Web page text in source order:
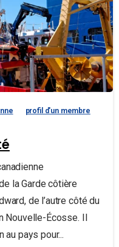
profil d'un membre
la Garde côtière
de l’autre côté du
Écosse. Il
au pays pour...